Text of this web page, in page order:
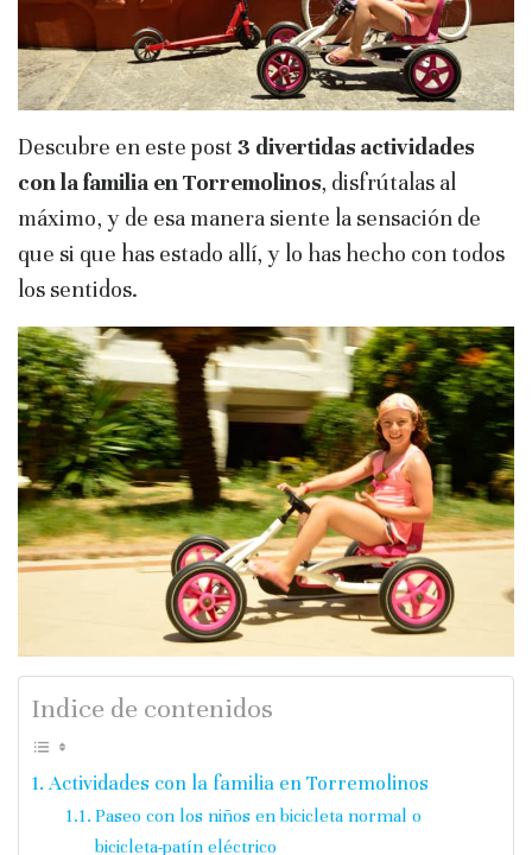
Descubre en este post 3 divertidas actividades
con la familia en Torremolinos, disfrútalas al
máximo, y de esa manera siente la sensación de
que si que has estado allí, y lo has hecho con todos
los sentidos.
Indice de contenidos
Actividades con la familia en Torremolinos
Paseo con los niños en bicicleta normal o
bicicleta-patín eléctrico